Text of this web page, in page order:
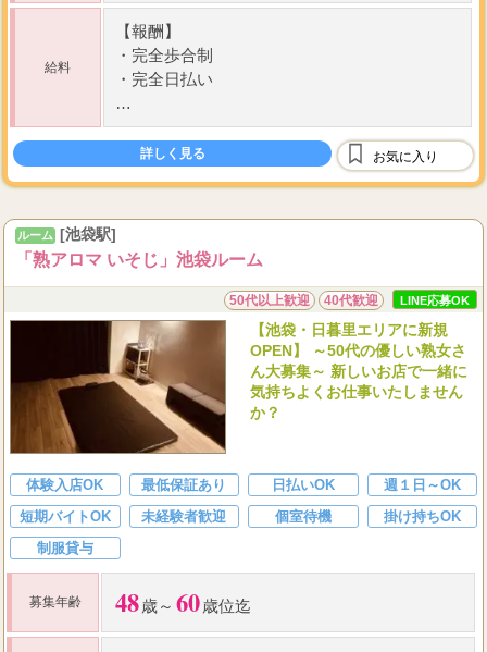
給料
【報酬】
・ 完全歩合制
・ 完全日払い
【報酬システム】
コース料金から
%バック
・指名料100%バック
新人期間は待機保障あ
詳しく見る お気に入り
ルーム [池袋駅]
「熟アロマ いそじ」池袋ルーム
50代以上歓迎 40代歓迎 LINE応募OK
【池袋・日暮里エリアに新規
OPEN】 ～50代の優しい熟女さ
ん大募集～ 新しいお店で一緒に
気持ちよくお仕事いたしません
か？
体験入店OK 最低保証あり 日払いOK
週１日～OK
短期バイトOK
未経験者歓迎 個室待機
掛け持ちOK
制服貸与
募集年齢 48歳～ 60歳位迄